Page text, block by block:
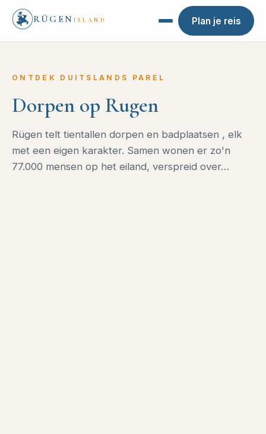
RÜGEN ISLAND Plan je reis
ONTDEK DUITSLANDS PAREL
Dorpen op Rugen
Rügen telt tientallen dorpen en badplaatsen , elk
met een eigen karakter. Samen wonen er zo'n
77.000 mensen op het eiland, verspreid over…